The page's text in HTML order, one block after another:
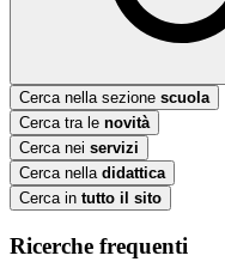
Cerca nella sezione scuola
Cerca tra le novità
Cerca nei servizi
Cerca nella didattica
Cerca in tutto il sito
Ricerche frequenti